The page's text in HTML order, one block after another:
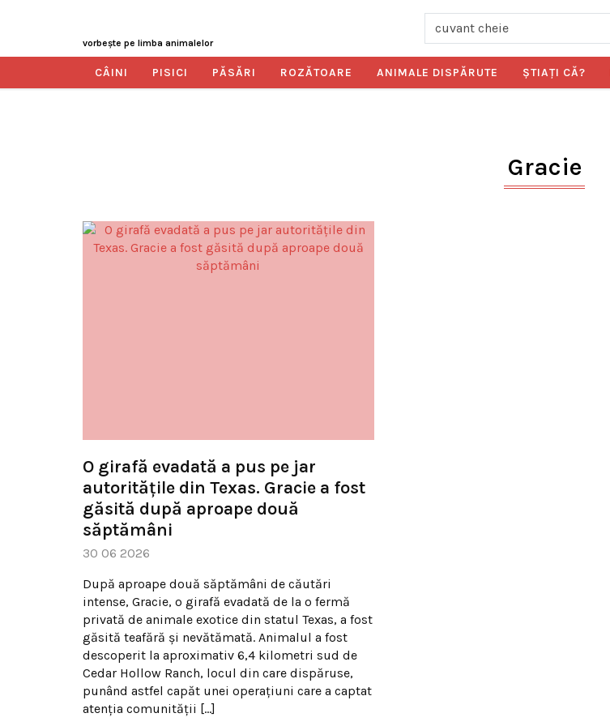
vorbeşte pe limba animalelor
CÂINI PISICI PĂSĂRI ROZĂTOARE ANIMALE DISPĂRUTE ŞTIAŢI CĂ?
Gracie
O girafă evadată a pus pe jar
autoritățile din Texas. Gracie a fost
găsită după aproape două
săptămâni
30 06 2026
După aproape două săptămâni de căutări
intense, Gracie, o girafă evadată de la o fermă
privată de animale exotice din statul Texas, a fost
găsită teafără și nevătămată. Animalul a fost
descoperit la aproximativ 6,4 kilometri sud de
Cedar Hollow Ranch, locul din care dispăruse,
punând astfel capăt unei operațiuni care a captat
atenția comunității […]